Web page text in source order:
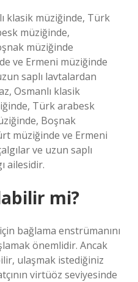
klasik müziğinde, Türk
müziğinde,
müziğinde
ve Ermeni müziğinde
saplı lavtalardan
Osmanlı klasik
Türk arabesk
Boşnak
müziğinde ve Ermeni
ve uzun saplı
ailesidir.
mi?
bağlama enstrümanını
önemlidir. Ancak
ulaşmak istediğiniz
virtüöz seviyesinde